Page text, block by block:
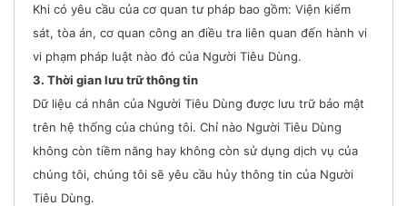
Khi có yêu cầu của cơ quan tư pháp bao gồm: Viện kiểm
sát, tòa án, cơ quan công an điều tra liên quan đến hành vi
vi phạm pháp luật nào đó của Người Tiêu Dùng.
3. Thời gian lưu trữ thông tin
Dữ liệu cá nhân của Người Tiêu Dùng được lưu trữ bảo mật
trên hệ thống của chúng tôi. Chỉ nào Người Tiêu Dùng
không còn tiềm năng hay không còn sử dụng dịch vụ của
chúng tôi, chúng tôi sẽ yêu cầu hủy thông tin của Người
Tiêu Dùng.